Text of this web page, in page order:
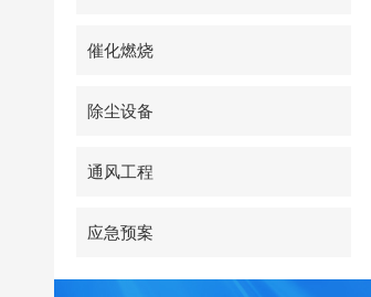
催化燃烧
除尘设备
通风工程
应急预案